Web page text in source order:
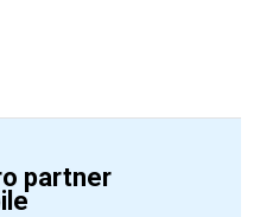
partner